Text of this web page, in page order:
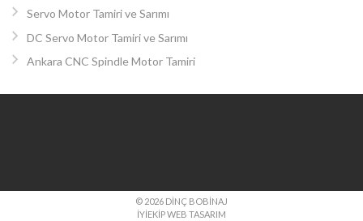
Servo Motor Tamiri ve Sarımı
DC Servo Motor Tamiri ve Sarımı
Ankara CNC Spindle Motor Tamiri
© 2026 DINÇ BOBINAJ
İYIEKIP WEB TASARIM